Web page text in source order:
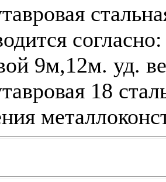
9м,12м. уд.
18